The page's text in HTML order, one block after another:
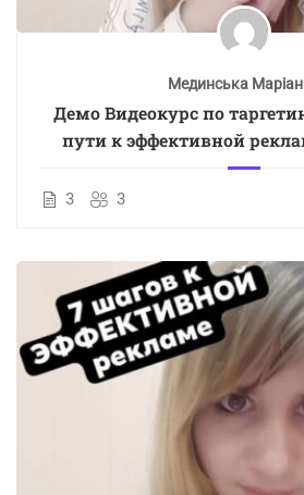
Мединська
Демо Видеокурс по таргетингу “7
пути к эффективной
урока)
3 3